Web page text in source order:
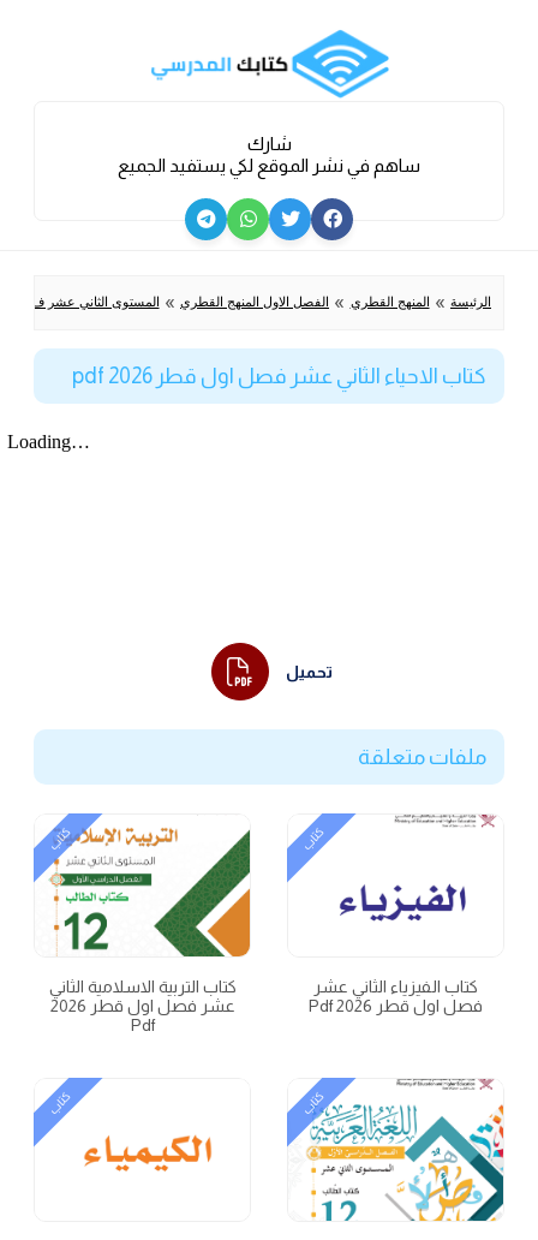
شارك
ساهم في نشر الموقع لكي يستفيد الجميع
الرئيسة » المنهج القطري » الفصل الاول المنهج القطري » المستوى الثاني عشر ف1 عملي
كتاب الاحياء الثاني عشر فصل اول قطر 2026 pdf
تحميل
ملفات متعلقة
كتاب الفيزياء الثاني عشر
فصل اول قطر 2026 Pdf
كتاب
كتاب التربية الاسلامية الثاني
عشر فصل اول قطر 2026
Pdf
كتاب
كتاب كتاب